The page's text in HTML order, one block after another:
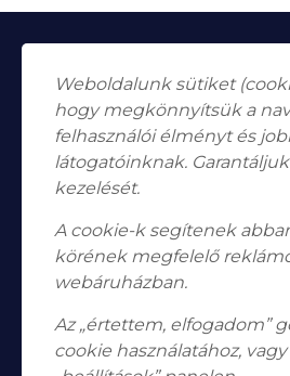
Falk Miksa utca 24-26. H-1055
Budapest
NyitvatartásHétfő, Péntek:
Szombat: 10:00-13:00 Vasárnap:
info@bodogaleria.hu
Weboldalunk sütiket
hogy megkönnyítsük a
felhasználói élményt és
látogatóinknak.
kezelését.
A cookie-k segítenek
körének megfelelő
webáruházban.
Az „értettem, elfogadom”
cookie használatához,